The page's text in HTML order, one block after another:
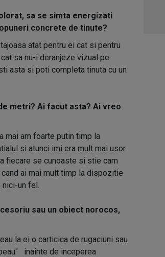
sa se simta energizati
concrete de tinute?
atat pentru ei cat si pentru
sa nu-i deranjeze vizual pe
asta si poti completa tinuta cu un
metri? Ai facut asta? Ai vreo
mai am foarte putin timp la
si atunci imi era mult mai usor
fiecare se cunoaste si stie cam
ai mai mult timp la dispozitie
nici-un fel.
sau un obiect norocos,
la ei o carticica de rugaciuni sau
inainte de inceperea